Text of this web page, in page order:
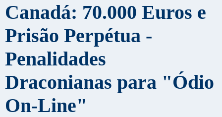
Canadá: 70.000 Euros e
Prisão Perpétua -
Penalidades
Draconianas para "Ódio
On-Line"